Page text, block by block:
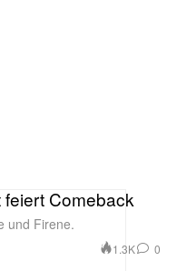
Comeback
und Firene.
1.3K 0